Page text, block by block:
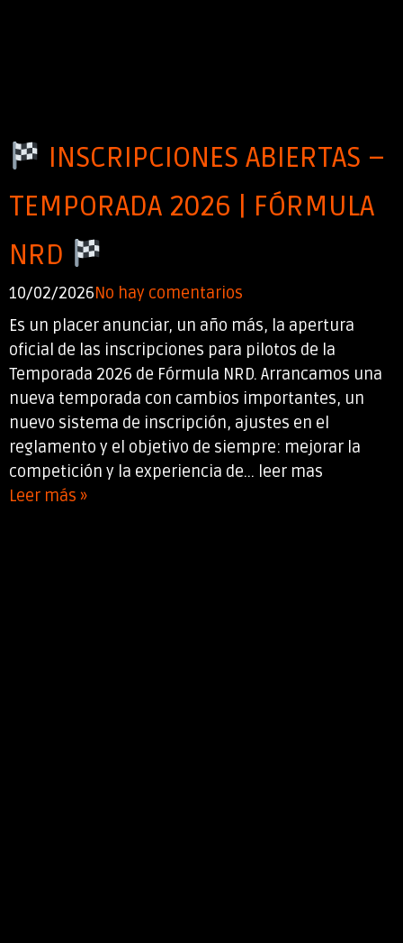
INSCRIPCIONES ABIERTAS –
TEMPORADA 2026 | FÓRMULA
NRD
10/02/2026No hay comentarios
Es un placer anunciar, un año más, la apertura
oficial de las inscripciones para pilotos de la
Temporada 2026 de Fórmula NRD. Arrancamos una
nueva temporada con cambios importantes, un
nuevo sistema de inscripción, ajustes en el
reglamento y el objetivo de siempre: mejorar la
competición y la experiencia de... leer mas
Leer más »